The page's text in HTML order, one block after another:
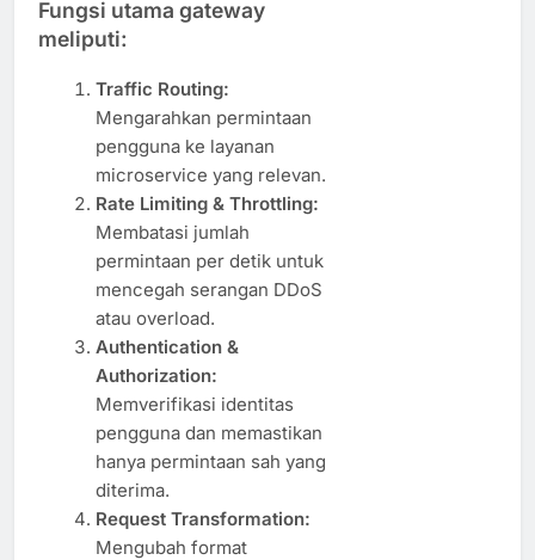
Fungsi utama gateway
meliputi:
Traffic Routing:
Mengarahkan permintaan
pengguna ke layanan
microservice yang relevan.
Rate Limiting & Throttling:
Membatasi jumlah
permintaan per detik untuk
mencegah serangan DDoS
atau overload.
Authentication &
Authorization:
Memverifikasi identitas
pengguna dan memastikan
hanya permintaan sah yang
diterima.
Request Transformation:
Mengubah format